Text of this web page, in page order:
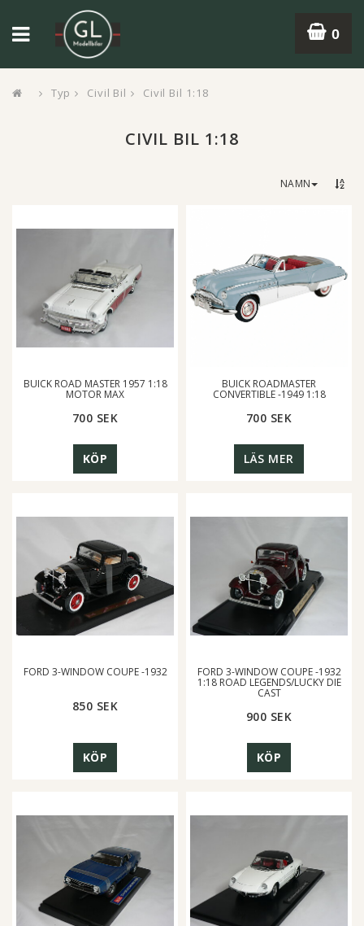
0
Typ Civil Bil Civil Bil 1:18
CIVIL BIL 1:18
NAMN
BUICK ROAD MASTER 1957 1:18
MOTOR MAX
700 SEK
KÖP
BUICK ROADMASTER
CONVERTIBLE -1949 1:18
700 SEK
LÄS MER
FORD 3-WINDOW COUPE -1932
850 SEK
KÖP
FORD 3-WINDOW COUPE -1932
1:18 ROAD LEGENDS/LUCKY DIE
CAST
900 SEK
KÖP